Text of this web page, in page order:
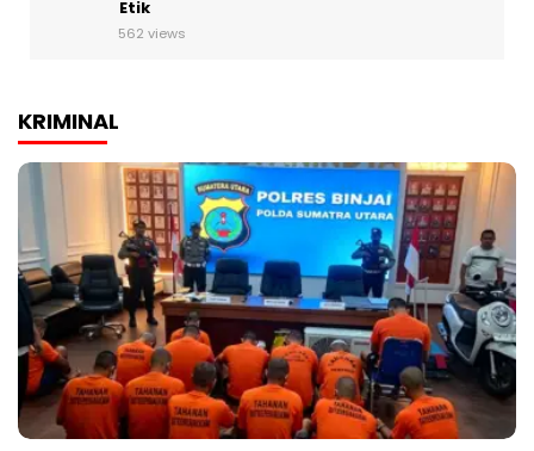
Etik
562 views
KRIMINAL